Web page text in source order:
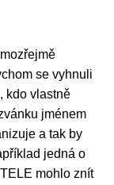
se vyhnuli
kdo vlastně
jménem
a tak by
jedná o
mohlo znít